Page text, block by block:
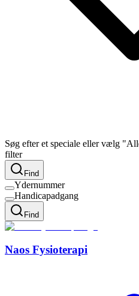
Søg efter et speciale eller vælg
filter
Find
Ydernummer
Handicapadgang
Find
Naos Fysioterapi